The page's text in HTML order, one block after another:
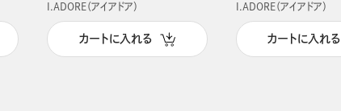
I.ADORE（アイアドア）
カートに入れる
I.ADORE（アイアドア）
カートに入れる